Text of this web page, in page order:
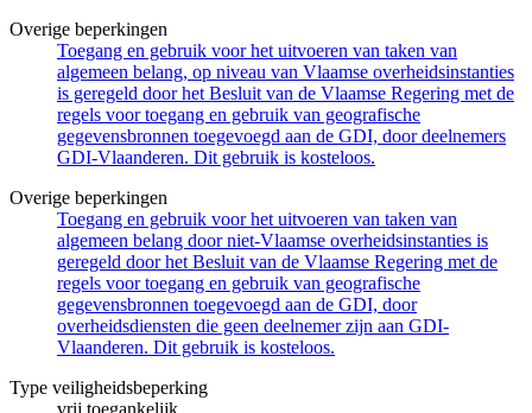
Overige beperkingen
Toegang en gebruik voor het uitvoeren van taken van
algemeen belang, op niveau van Vlaamse overheidsinstanties
is geregeld door het Besluit van de Vlaamse Regering met de
regels voor toegang en gebruik van geografische
gegevensbronnen toegevoegd aan de GDI, door deelnemers
GDI-Vlaanderen. Dit gebruik is kosteloos.
Overige beperkingen
Toegang en gebruik voor het uitvoeren van taken van
algemeen belang door niet-Vlaamse overheidsinstanties is
geregeld door het Besluit van de Vlaamse Regering met de
regels voor toegang en gebruik van geografische
gegevensbronnen toegevoegd aan de GDI, door
overheidsdiensten die geen deelnemer zijn aan GDI-
Vlaanderen. Dit gebruik is kosteloos.
Type veiligheidsbeperking
vrij toegankelijk